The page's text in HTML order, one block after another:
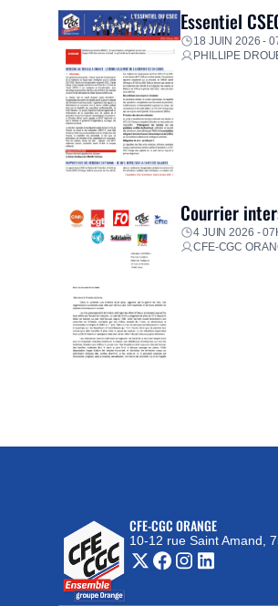
Essentiel
18 JUIN 2026 -
PHILLIPE
Courrier
4 JUIN 2026 -
CFE-CGC
CFE-CGC ORANGE
10-12 rue Saint Amand,
(nouvelle fenêtre)